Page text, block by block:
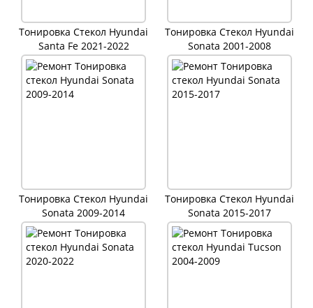
Тонировка Стекол Hyundai
Santa Fe 2021-2022
Тонировка Стекол Hyundai
Sonata 2001-2008
Тонировка Стекол Hyundai
Sonata 2009-2014
Тонировка Стекол Hyundai
Sonata 2015-2017